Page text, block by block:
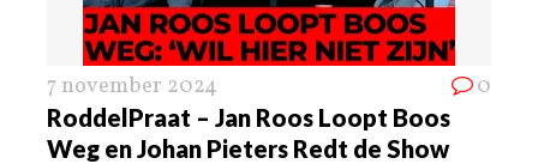
7 november 2024 0
RoddelPraat – Jan Roos Loopt Boos
Weg en Johan Pieters Redt de Show